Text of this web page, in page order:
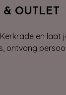
& OUTLET
en laat
ontvang